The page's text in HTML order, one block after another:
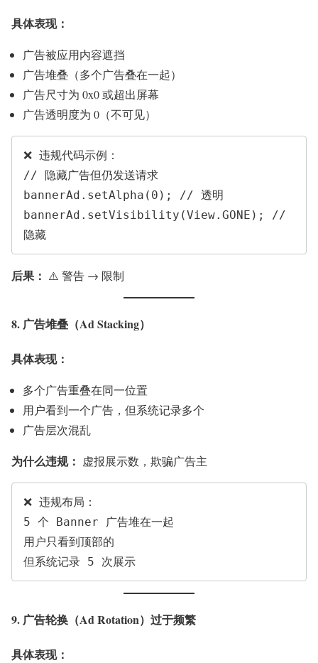
具体表现：
广告被应用内容遮挡
广告堆叠（多个广告叠在一起）
广告尺寸为 0x0 或超出屏幕
广告透明度为 0（不可见）
❌ 违规代码示例：
// 隐藏广告但仍发送请求
bannerAd.setAlpha(0); // 透明
bannerAd.setVisibility(View.GONE); //
后果： ⚠️ 警告 → 限制
8. 广告堆叠（Ad Stacking）
具体表现：
多个广告重叠在同一位置
用户看到一个广告，但系统记录多个
广告层次混乱
为什么违规： 虚报展示数，欺骗广告主
❌ 违规布局：
5 个 Banner 广告堆在一起
用户只看到顶部的
9. 广告轮换（Ad Rotation）过于频繁
具体表现：